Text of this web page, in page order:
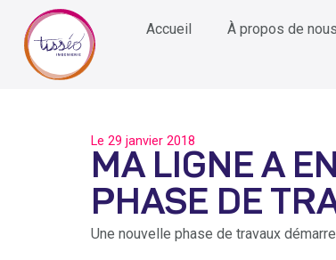
Accueil À propos de nous
Le 29 janvier 2018
MA LIGNE A
PHASE DE
Une nouvelle phase de travaux